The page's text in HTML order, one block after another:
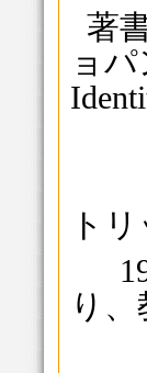
著
ョ
ト
り